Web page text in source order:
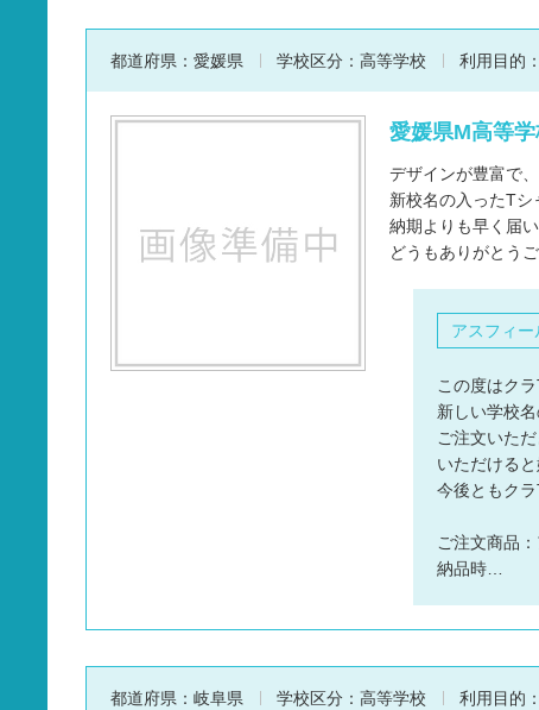
都道府県： 愛媛県 学校区分： 高等学校 利用目的：
愛媛県M高等
デザインが豊富で
新校名の入ったTシ
納期よりも早く届
どうもありがとう
アスフィー
この度はク
新しい学校
ご注文いた
いただけると
今後ともク
ご注文商品
納品時…
都道府県： 岐阜県 学校区分： 高等学校 利用目的：